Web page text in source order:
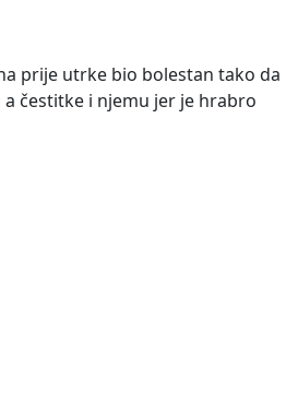
prije utrke bio bolestan tako da
čestitke i njemu jer je hrabro